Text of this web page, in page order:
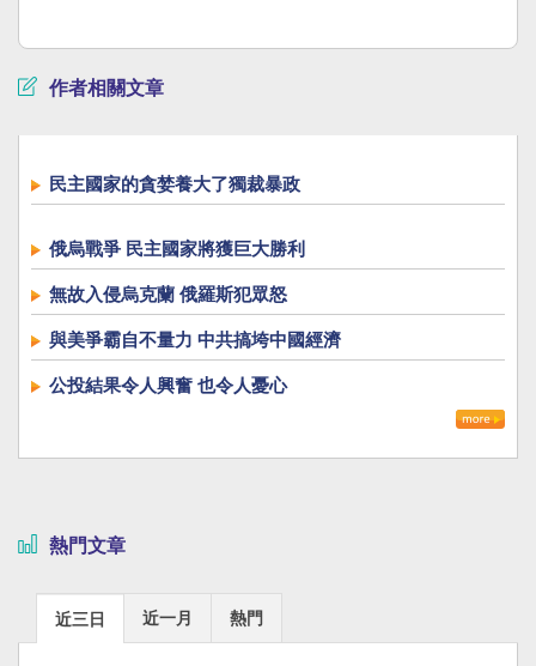
作者相關文章
民主國家的貪婪養大了獨裁暴政
俄烏戰爭 民主國家將獲巨大勝利
無故入侵烏克蘭 俄羅斯犯眾怒
與美爭霸自不量力 中共搞垮中國經濟
公投結果令人興奮 也令人憂心
熱門文章
近三日 近一月 熱門